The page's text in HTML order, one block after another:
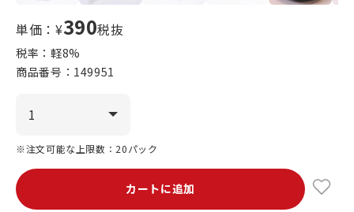
単価：¥390税抜
税率：軽8%
商品番号： 149951
※注文可能な上限数：20パック
カートに追加